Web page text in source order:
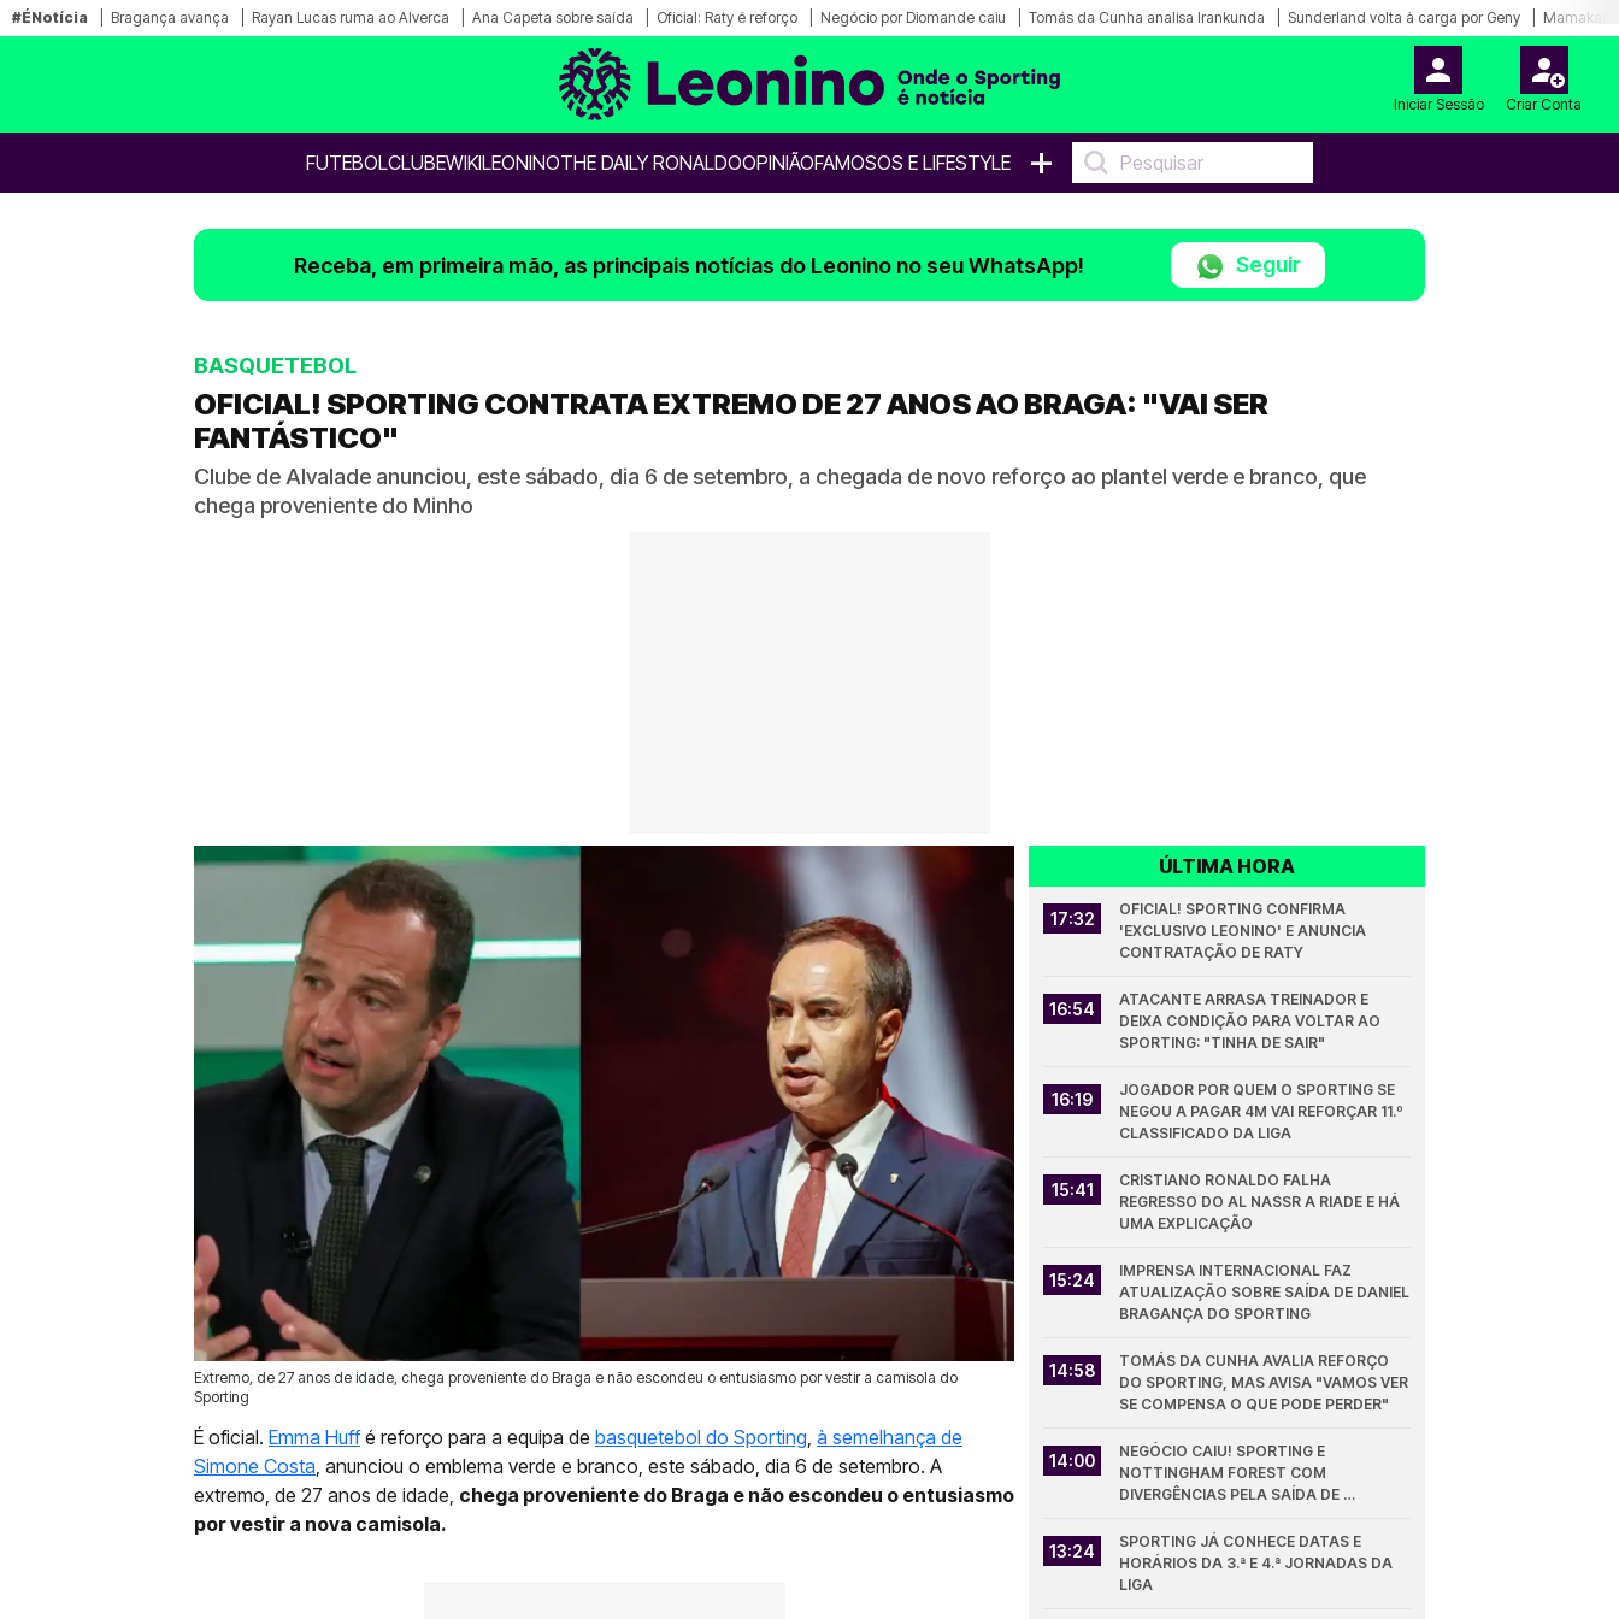
#ÉNotícia Bragança avança Rayan Lucas ruma ao Alverca Ana Capeta sobre saída Oficial: Raty é reforço Negócio por Diomande caiu Tomás da Cunha analisa Irankunda Sunderland volta à carga por Geny
Iniciar Sessão Criar Conta
FUTEBOLCLUBEWIKILEONINOTHE DAILY RONALDOOPINIÃOFAMOSOS E LIFESTYLE +
Receba, em primeira mão, as principais notícias do Leonino no seu WhatsApp! Seguir
BASQUETEBOL
OFICIAL! SPORTING CONTRATA EXTREMO DE 27 ANOS AO BRAGA: "VAI SER
FANTÁSTICO"
Clube de Alvalade anunciou, este sábado, dia 6 de setembro, a chegada de novo reforço ao plantel verde e branco, que
chega proveniente do Minho
Extremo, de 27 anos de idade, chega proveniente do Braga e não escondeu o entusiasmo por vestir a camisola do
Sporting
07 Set 2025 | 17:13 | 0
É oficial. Emma Huffé reforço para a equipa de basquetebol do Sporting à semelhança de
Simone Costa , anunciou o emblema verde e branco, este sábado, dia 6 de setembro. A
extremo, de 27 anos de idade, chega proveniente do Braga e não escondeu o entusiasmo
por vestir a nova camisola.
ÚLTIMA HORA
17:32
OFICIAL! SPORTING CONFIRMA
'EXCLUSIVO LEONINO' E ANUNCIA
CONTRATAÇÃO DE RATY
16:54
ATACANTE ARRASA TREINADOR E
DEIXA CONDIÇÃO PARA VOLTAR AO
SPORTING: "TINHA DE SAIR"
16:19
JOGADOR POR QUEM O SPORTING SE
NEGOU A PAGAR 4M VAI REFORÇAR 11.º
CLASSIFICADO DA LIGA
15:41
CRISTIANO RONALDO FALHA
REGRESSO DO AL NASSR A RIADE E HÁ
UMA EXPLICAÇÃO
15:24
IMPRENSA INTERNACIONAL FAZ
ATUALIZAÇÃO SOBRE SAÍDA DE DANIEL
BRAGANÇA DO SPORTING
14:58
TOMÁS DA CUNHA AVALIA REFORÇO
DO SPORTING, MAS AVISA "VAMOS VER
SE COMPENSA O QUE PODE PERDER"
14:00
NEGÓCIO CAIU! SPORTING E
NOTTINGHAM FOREST COM
DIVERGÊNCIAS PELA SAÍDA DE
13:24
SPORTING JÁ CONHECE DATAS E
HORÁRIOS DA 3.ª E 4.ª JORNADAS DA
LIGA